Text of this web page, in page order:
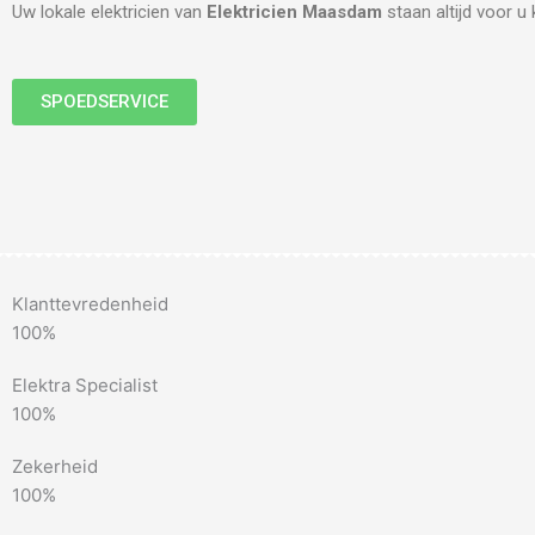
Uw lokale elektricien van Elektricien Maasdam staan altijd voor u
SPOEDSERVICE
Klanttevredenheid
100%
Elektra Specialist
100%
Zekerheid
100%